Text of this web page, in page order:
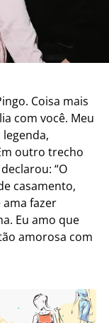
Coisa mais
com você. Meu
outro trecho
“O
casamento,
ama fazer
Eu amo que
amorosa com